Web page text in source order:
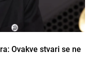
Ovakve stvari se ne